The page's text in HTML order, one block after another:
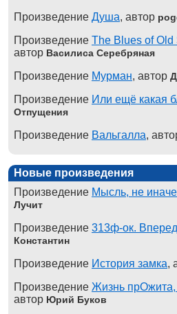
Произведение Душа, автор
Произведение The Blues of
автор Василиса Серебряная
Произведение Мурман, автор
Произведение Или ещё какая
Отпущения
Произведение Вальгалла,
Новые произведения
Произведение Мысль, не
Лучит
Произведение 313ф-ок.
Константин
Произведение История замка,
Произведение Жизнь прОжита,
автор Юрий Буков